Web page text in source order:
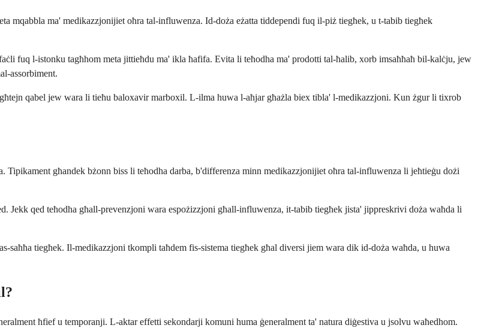
mqabbla ma' medikazzjonijiet oħra tal-influwenza. Id-doża eżatta tiddependi fuq il-piż tiegħek, u t-tabib tiegħek
fuq l-istonku tagħhom meta jittieħdu ma' ikla ħafifa. Evita li teħodha ma' prodotti tal-ħalib, xorb imsaħħaħ bil-kalċju, jew
assorbiment.
qabel jew wara li tieħu baloxavir marboxil. L-ilma huwa l-aħjar għażla biex tibla' l-medikazzjoni. Kun żgur li tixrob
għandek bżonn biss li teħodha darba, b'differenza minn medikazzjonijiet oħra tal-influwenza li jeħtieġu dożi
Jekk qed teħodha għall-prevenzjoni wara espożizzjoni għall-influwenza, it-tabib tiegħek jista' jippreskrivi doża waħda li
tiegħek. Il-medikazzjoni tkompli taħdem fis-sistema tiegħek għal diversi jiem wara dik id-doża waħda, u huwa
ħfief u temporanji. L-aktar effetti sekondarji komuni huma ġeneralment ta' natura diġestiva u jsolvu waħedhom.